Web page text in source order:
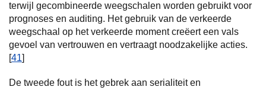
terwijl gecombineerde weegschalen worden gebruikt voor
prognoses en auditing. Het gebruik van de verkeerde
weegschaal op het verkeerde moment creëert een vals
gevoel van vertrouwen en vertraagt noodzakelijke acties.
[41]
De tweede fout is het gebrek aan serialiteit en